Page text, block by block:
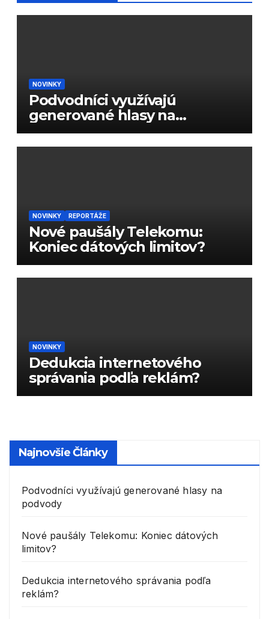
NOVINKY
Podvodníci využívajú
generované hlasy na
podvody
NOVINKY REPORTÁŽE
Nové paušály Telekomu:
Koniec dátových limitov?
NOVINKY
Dedukcia internetového
správania podľa reklám?
Najnovšie Články
Podvodníci využívajú generované hlasy na
podvody
Nové paušály Telekomu: Koniec dátových
limitov?
Dedukcia internetového správania podľa
reklám?